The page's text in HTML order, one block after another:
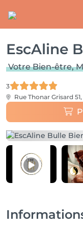
EscAline
Votre Bien-être,
3
Rue Thonar Grisard 51,